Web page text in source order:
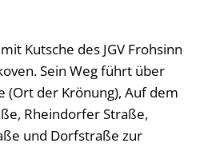
Kutsche des JGV Frohsinn
Sein Weg führt über
(Ort der Krönung), Auf dem
Rheindorfer Straße,
und Dorfstraße zur